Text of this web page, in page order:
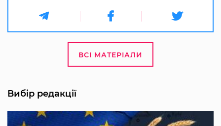
ВСІ МАТЕРІАЛИ
Вибір редакції